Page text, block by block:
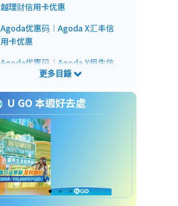
越理财信用卡优惠
Agoda优惠码︱Agoda X汇丰信
用卡优惠
Agoda优惠码︱Agoda X恒生信
Agoda优惠码︱Agoda X东亚信
用卡优惠
Agoda优惠码︱Agoda X 渣打信
用卡优惠
Agoda优惠码︱Agoda X美国运
通信用卡优惠
Agoda优惠码︱Agoda X AEON
U GO 本週好去處